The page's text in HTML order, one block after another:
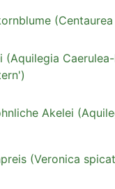
(Aquilegia
Akelei
(Veronica